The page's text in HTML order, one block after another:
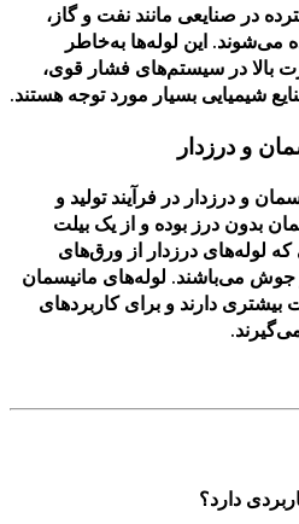
در صنایعی مانند نفت و گاز،
می‌شوند. این لوله‌ها به‌خاطر
بالا در سیستم‌های فشار قوی،
شیمیایی بسیار مورد توجه هستند.
و درزدار
و درزدار در فرآیند تولید و
بدون درز بوده و از یک بیلت
لوله‌های درزدار از ورق‌های
جوش می‌باشند. لوله‌های مانیسمان
دارند و برای کاربردهای
دارد؟